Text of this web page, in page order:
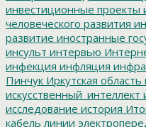
инвестиционные проекты
человеческого развития
развитие иностранные
инсульт интервью
инфекция инфляция
Пинчук Иркутская область
искусственный_интеллект
исследование история
кабель линии